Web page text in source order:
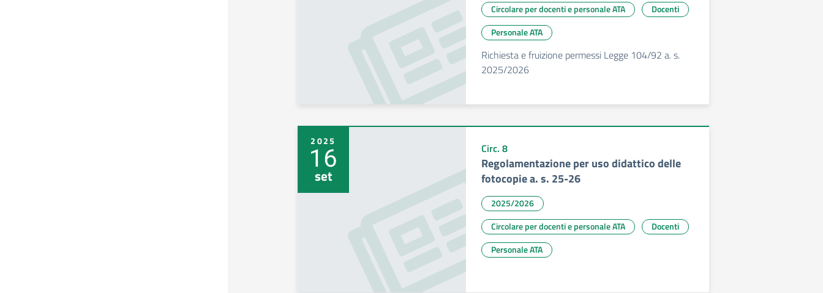
Circolare per docenti e personale ATA
Docenti
Personale ATA
Richiesta e fruizione permessi Legge 104/92 a. s.
2025/2026
2025
16
set
Circ. 8
Regolamentazione per uso didattico delle
fotocopie a. s. 25-26
2025/2026
Circolare per docenti e personale ATA
Docenti
Personale ATA